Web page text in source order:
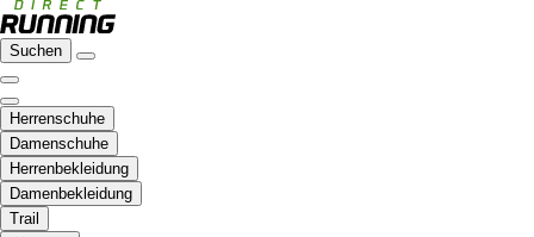
Suchen
Herrenschuhe
Damenschuhe
Herrenbekleidung
Damenbekleidung
Trail